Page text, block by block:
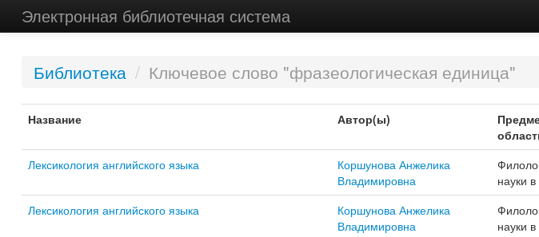
Электронная библиотечная система
Библиотека / Ключевое слово "фразеологическая единица"
Название Автор(ы)
Лексикология английского языка
Коршунова Анжелика
Владимировна
науки
Лексикология английского языка
Коршунова Анжелика
Владимировна
науки